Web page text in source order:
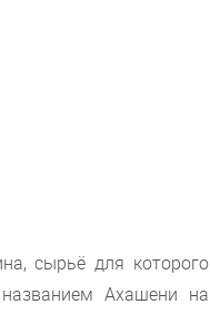
сырьё для которого
Ахашени на